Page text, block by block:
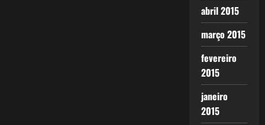
abril 2015
março 2015
fevereiro
2015
janeiro
2015